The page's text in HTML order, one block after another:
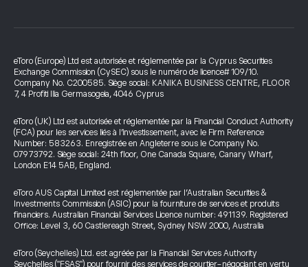
eToro (Europe) Ltd est autorisée et réglementée par la Cyprus Securities
Exchange Commission (CySEC) sous le numéro de licence# 109/10.
Company No. C200585. Siège social: KANIKA BUSINESS CENTRE, FLOOR
7, 4 Profiti Ilia Germasogeia, 4046 Cyprus
eToro (UK) Ltd est autorisée et réglementée par la Financial Conduct Authority
(FCA) pour les services liés à l’investissement, avec le Firm Reference
Number: 583263. Enregistrée en Angleterre sous le Company No.
07973792. Siège social: 24th floor, One Canada Square, Canary Wharf,
London E14 5AB, England.
eToro AUS Capital Limited est réglementée par l’Australian Securities &
Investments Commission (ASIC) pour la fourniture de services et produits
financiers. Australian Financial Services Licence number: 491139. Registered
Office: Level 3, 60 Castlereagh Street, Sydney NSW 2000, Australia
eToro (Seychelles) Ltd. est agréée par la Financial Services Authority
Seychelles ("FSAS") pour fournir des services de courtier-négociant en vertu